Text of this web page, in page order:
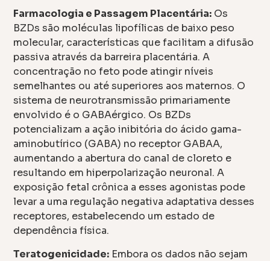
Farmacologia e Passagem Placentária: Os
BZDs são moléculas lipofílicas de baixo peso
molecular, características que facilitam a difusão
passiva através da barreira placentária. A
concentração no feto pode atingir níveis
semelhantes ou até superiores aos maternos. O
sistema de neurotransmissão primariamente
envolvido é o GABAérgico. Os BZDs
potencializam a ação inibitória do ácido gama-
aminobutírico (GABA) no receptor GABAA,
aumentando a abertura do canal de cloreto e
resultando em hiperpolarização neuronal. A
exposição fetal crônica a esses agonistas pode
levar a uma regulação negativa adaptativa desses
receptores, estabelecendo um estado de
dependência física.
Teratogenicidade: Embora os dados não sejam